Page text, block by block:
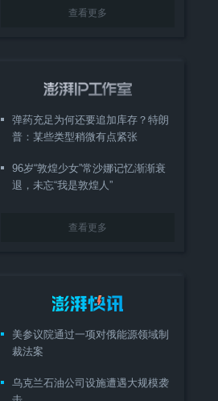
查看更多
弹药充足为何还要追加库存？特朗
普：某些类型稍微有点紧张
96岁“敦煌少女”常沙娜记忆渐渐衰
退，未忘“我是敦煌人”
查看更多
美参议院通过一项对俄能源领域制
裁法案
乌克兰石油公司设施遭遇大规模袭